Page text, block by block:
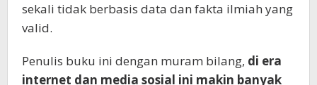
sekali tidak berbasis data dan fakta ilmiah yang
valid.
Penulis buku ini dengan muram bilang, di era
internet dan media sosial ini makin banyak